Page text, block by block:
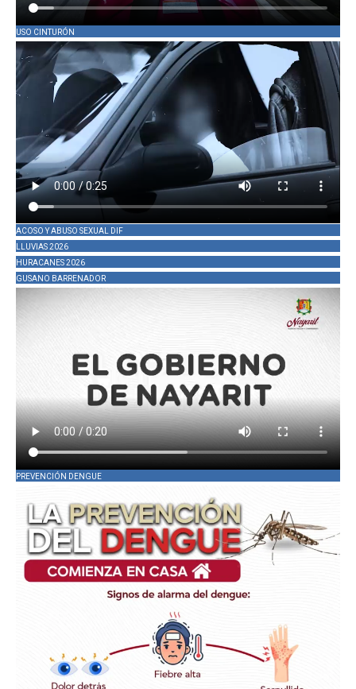
USO CINTURÓN
ACOSO Y ABUSO SEXUAL DIF
LLUVIAS 2026
HURACANES 2026
GUSANO BARRENADOR
PREVENCIÓN DENGUE